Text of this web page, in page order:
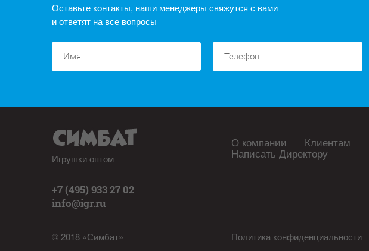
Оставьте контакты, наши менеджеры свяжутся с вами
и ответят на все вопросы
Игрушки оптом
+7 (495) 933 27 02
info@igr.ru
© 2018 «Симбат»
О компании Клиентам
Написать Директору
Политика конфиденциальности